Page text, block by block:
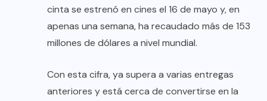
cinta se estrenó en cines el 16 de mayo y, en
apenas una semana, ha recaudado más de 153
millones de dólares a nivel mundial.
Con esta cifra, ya supera a varias entregas
anteriores y está cerca de convertirse en la